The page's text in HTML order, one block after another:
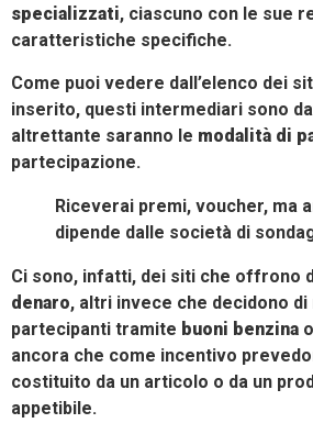
specializzati, ciascuno con le sue
caratteristiche specifiche.
Come puoi vedere dall’elenco dei
inserito, questi intermediari sono
altrettante saranno le modalità di
partecipazione.
Riceverai premi, voucher, ma
dipende dalle società di
Ci sono, infatti, dei siti che offrono
denaro, altri invece che decidono
partecipanti tramite buoni benzina o
ancora che come incentivo
costituito da un articolo o da un
appetibile.